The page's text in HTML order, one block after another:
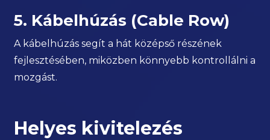
5. Kábelhúzás (Cable Row)
A kábelhúzás segít a hát középső részének
fejlesztésében, miközben könnyebb kontrollálni a
mozgást.
Helyes kivitelezés